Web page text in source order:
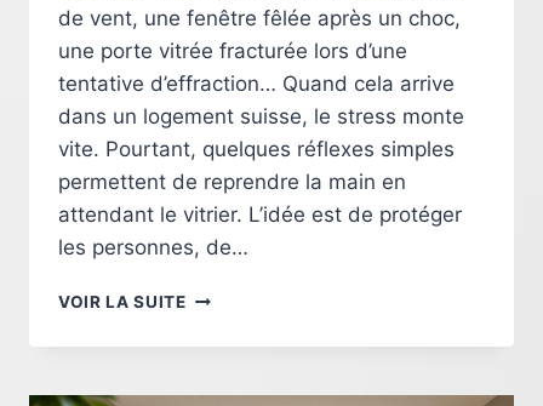
de vent, une fenêtre fêlée après un choc,
une porte vitrée fracturée lors d’une
tentative d’effraction… Quand cela arrive
dans un logement suisse, le stress monte
vite. Pourtant, quelques réflexes simples
permettent de reprendre la main en
attendant le vitrier. L’idée est de protéger
les personnes, de…
VOIR LA SUITEQUE
EN
DE